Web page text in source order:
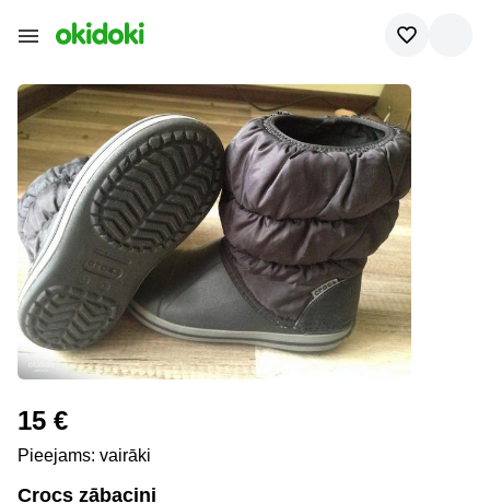
15 €
Pieejams: vairāki
Crocs zābaciņi